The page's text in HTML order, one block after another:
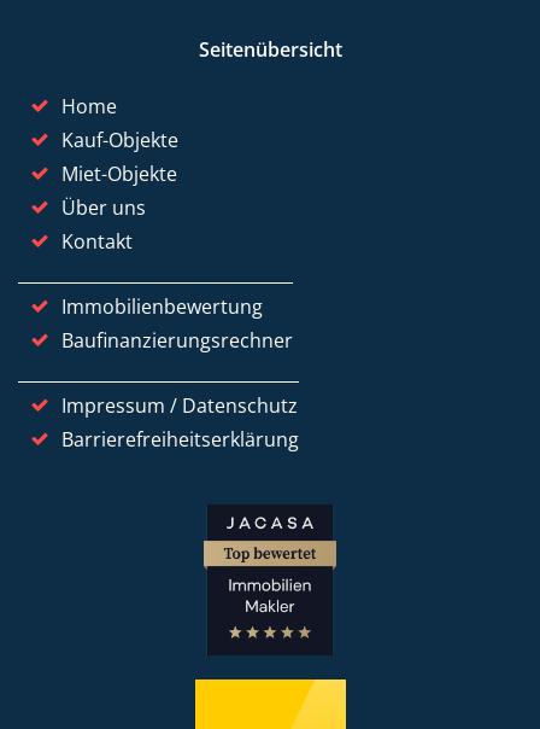
Seitenübersicht
Home
Kauf-Objekte
Miet-Objekte
Über uns
Kontakt
Immobilienbewertung
Baufinanzierungsrechner
Impressum / Datenschutz
Barrierefreiheitserklärung